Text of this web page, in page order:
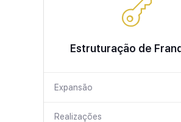
Estruturação de
Expansão
Realizações